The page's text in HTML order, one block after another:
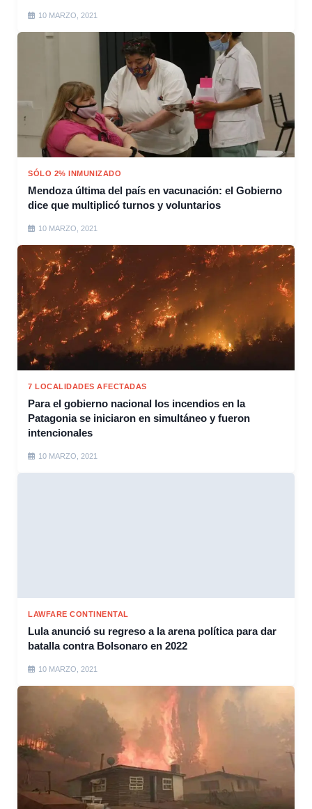
10 MARZO, 2021
SÓLO 2% INMUNIZADO
Mendoza última del país en vacunación: el Gobierno
dice que multiplicó turnos y voluntarios
10 MARZO, 2021
7 LOCALIDADES AFECTADAS
Para el gobierno nacional los incendios en la
Patagonia se iniciaron en simultáneo y fueron
intencionales
10 MARZO, 2021
LAWFARE CONTINENTAL
Lula anunció su regreso a la arena política para dar
batalla contra Bolsonaro en 2022
10 MARZO, 2021